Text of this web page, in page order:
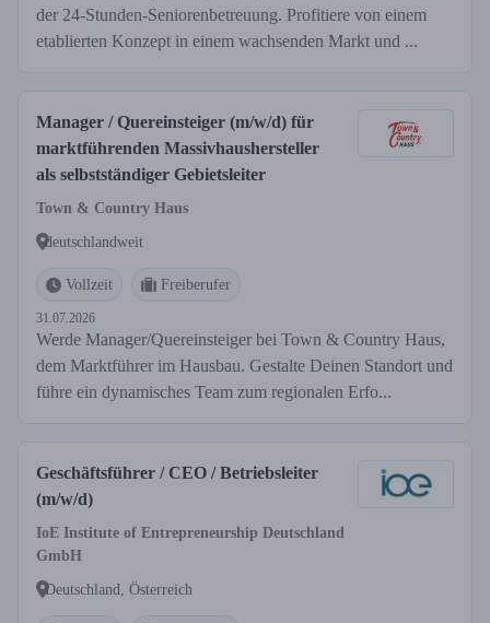
der 24-Stunden-Seniorenbetreuung. Profitiere von einem
etablierten Konzept in einem wachsenden Markt und ...
Manager / Quereinsteiger (m/w/d) für
marktführenden Massivhaushersteller
als selbstständiger Gebietsleiter
Town & Country Haus
deutschlandweit
Vollzeit Freiberufer
31.07.2026
Werde Manager/Quereinsteiger bei Town & Country Haus,
dem Marktführer im Hausbau. Gestalte Deinen Standort und
führe ein dynamisches Team zum regionalen Erfo...
Geschäftsführer / CEO / Betriebsleiter
(m/w/d)
IoE Institute of Entrepreneurship Deutschland
GmbH
Deutschland, Österreich